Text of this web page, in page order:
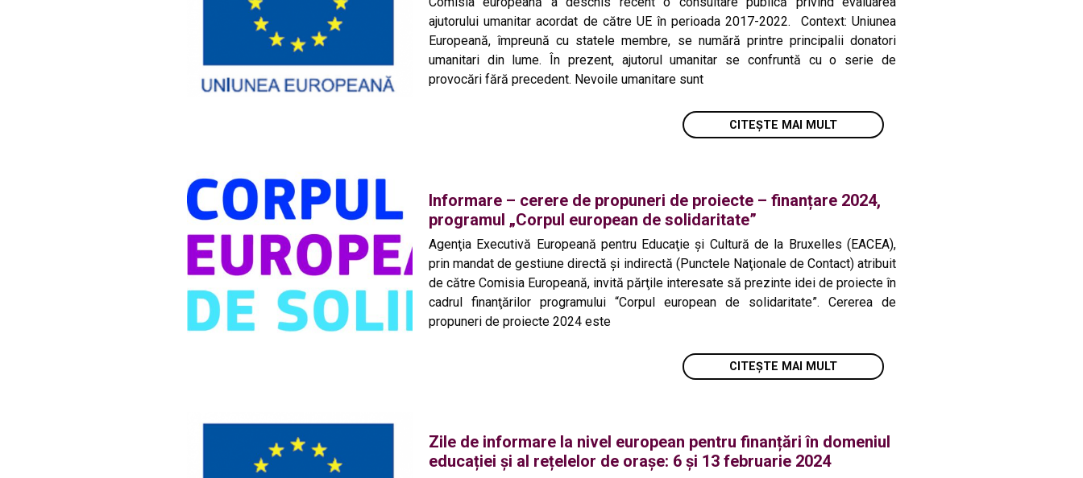
ajutorului umanitar acordat de către UE în perioada 2017-2022. Context: Uniunea
Europeană, împreună cu statele membre, se numără printre principalii donatori
umanitari din lume. În prezent, ajutorul umanitar se confruntă cu o serie de
provocări fără precedent. Nevoile umanitare sunt
CITEȘTE MAI MULT
Informare – cerere de propuneri de proiecte – finanțare 2024,
programul „Corpul european de solidaritate”
Agenţia Executivă Europeană pentru Educaţie şi Cultură de la Bruxelles (EACEA),
prin mandat de gestiune directă şi indirectă (Punctele Naţionale de Contact) atribuit
de către Comisia Europeană, invită părţile interesate să prezinte idei de proiecte în
cadrul finanţărilor programului “Corpul european de solidaritate”. Cererea de
propuneri de proiecte 2024 este
CITEȘTE MAI MULT
Zile de informare la nivel european pentru finanțări în domeniul
educației și al rețelelor de orașe: 6 și 13 februarie 2024